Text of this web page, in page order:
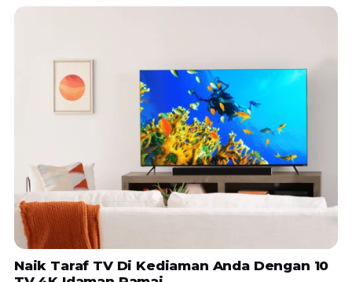
Naik Taraf TV Di Kediaman Anda Dengan 10